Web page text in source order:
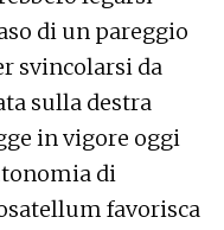
di un pareggio
svincolarsi da
sulla destra
in vigore oggi
di
favorisca